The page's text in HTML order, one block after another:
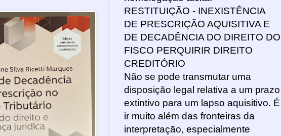
RESTITUIÇÃO - INEXISTÊNCIA
DE PRESCRIÇÃO AQUISITIVA E
DE DECADÊNCIA DO DIREITO DO
FISCO PERQUIRIR DIREITO
CREDITÓRIO
Não se pode transmutar uma
disposição legal relativa a um prazo
extintivo para um lapso aquisitivo. É
ir muito além das fronteiras da
interpretação, especialmente